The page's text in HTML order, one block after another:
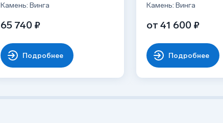
Камень: Винга
65 740 ₽
Подробнее
Камень: Винга
от 41 600 ₽
Подробнее